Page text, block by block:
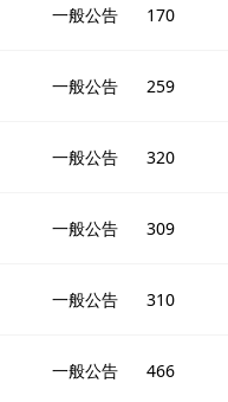
一般公告 170
一般公告 259
一般公告 320
一般公告 309
一般公告 310
一般公告 466